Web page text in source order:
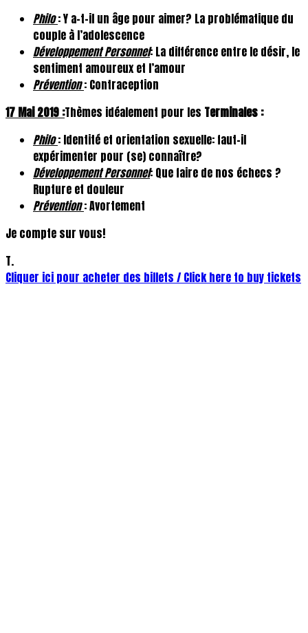
Philo: Y a-t-il un âge pour aimer? La problématique du
couple à l’adolescence
Développement Personnel: La différence entre le désir, le
sentiment amoureux et l’amour
Prévention: Contraception
17 Mai 2019 :Thèmes idéalement pour les Terminales :
Philo: Identité et orientation sexuelle: faut-il
expérimenter pour (se) connaître?
Développement Personnel: Que faire de nos échecs ?
Rupture et douleur
Prévention: Avortement
Je compte sur vous!
T.
Cliquer ici pour acheter des billets / Click here to buy tickets